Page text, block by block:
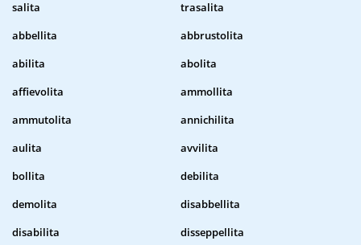
salita
trasalita
abbellita
abbrustolita
abilita
abolita
affievolita
ammollita
ammutolita
annichilita
aulita
avvilita
bollita
debilita
demolita
disabbellita
disabilita
disseppellita